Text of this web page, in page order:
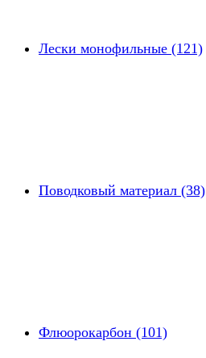
Лески монофильные (121)
Поводковый материал (38)
Флюорокарбон (101)